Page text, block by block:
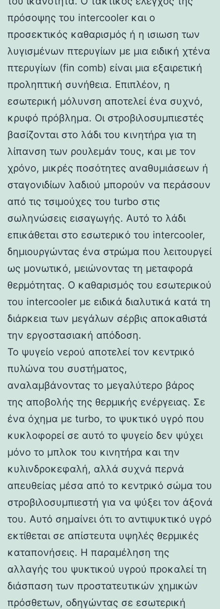
πρόσοψης του intercooler και ο
προσεκτικός καθαρισμός ή η ισιωση των
λυγισμένων πτερυγίων με μια ειδική χτένα
πτερυγίων (fin comb) είναι μια εξαιρετική
προληπτική συνήθεια. Επιπλέον, η
εσωτερική μόλυνση αποτελεί ένα συχνό,
κρυφό πρόβλημα. Οι στροβιλοσυμπιεστές
βασίζονται στο λάδι του κινητήρα για τη
λίπανση των ρουλεμάν τους, και με τον
χρόνο, μικρές ποσότητες αναθυμιάσεων ή
σταγονιδίων λαδιού μπορούν να περάσουν
από τις τσιμούχες του turbo στις
σωληνώσεις εισαγωγής. Αυτό το λάδι
επικάθεται στο εσωτερικό του intercooler,
δημιουργώντας ένα στρώμα που λειτουργεί
ως μονωτικό, μειώνοντας τη μεταφορά
θερμότητας. Ο καθαρισμός του εσωτερικού
του intercooler με ειδικά διαλυτικά κατά τη
διάρκεια των μεγάλων σέρβις αποκαθιστά
την εργοστασιακή απόδοση.
Το ψυγείο νερού αποτελεί τον κεντρικό
πυλώνα του συστήματος,
αναλαμβάνοντας το μεγαλύτερο βάρος
της αποβολής της θερμικής ενέργειας. Σε
ένα όχημα με turbo, το ψυκτικό υγρό που
κυκλοφορεί σε αυτό το ψυγείο δεν ψύχει
μόνο το μπλοκ του κινητήρα και την
κυλινδροκεφαλή, αλλά συχνά περνά
απευθείας μέσα από το κεντρικό σώμα του
στροβιλοσυμπιεστή για να ψύξει τον άξονά
του. Αυτό σημαίνει ότι το αντιψυκτικό υγρό
εκτίθεται σε απίστευτα υψηλές θερμικές
καταπονήσεις. Η παραμέληση της
αλλαγής του ψυκτικού υγρού προκαλεί τη
διάσπαση των προστατευτικών χημικών
πρόσθετων, οδηγώντας σε εσωτερική